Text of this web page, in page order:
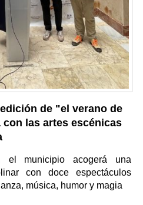
de "el verano de
las artes escénicas
municipio acogerá una
con doce espectáculos
música, humor y magia